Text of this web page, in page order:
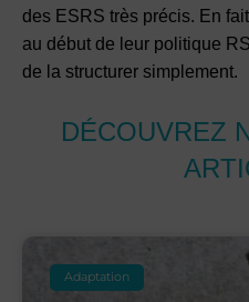
des ESRS très précis. En
au début de leur politique
de la structurer simplement.
DÉCOUVREZ
Adaptation